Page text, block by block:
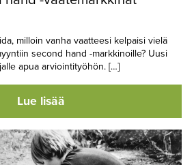
milloin vanha vaatteesi kelpaisi vielä
second hand -markkinoille? Uusi
apua arviointityöhön. […]
Lue lisää